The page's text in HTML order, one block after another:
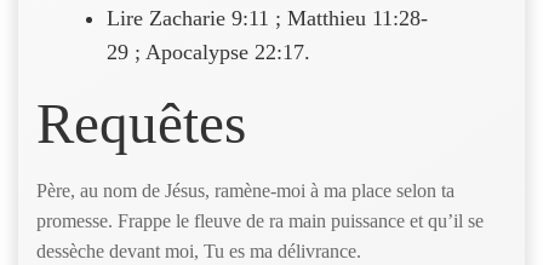
Lire Zacharie 9:11 ; Matthieu 11:28-
29 ; Apocalypse 22:17.
Requêtes
Père, au nom de Jésus, ramène-moi à ma place selon ta
promesse. Frappe le fleuve de ra main puissance et qu’il se
dessèche devant moi, Tu es ma délivrance.